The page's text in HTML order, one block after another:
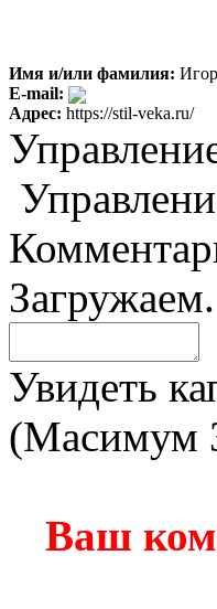
Имя и/или фамилия:
E-mail:
Адрес: https://stil-veka.ru/
Увидеть
(Масимум
Ваш